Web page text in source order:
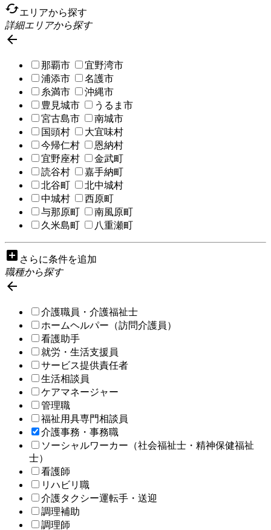
cachedエリアから探す
詳細エリアから探す

那覇市
宜野湾市
浦添市
名護市
糸満市
沖縄市
豊見城市
うるま市
宮古島市
南城市
国頭村
大宜味村
今帰仁村
恩納村
宜野座村
金武町
読谷村
嘉手納町
北谷町
北中城村
中城村
西原町
与那原町
南風原町
久米島町
八重瀬町
add_box さらに条件を追加
職種から探す

介護職員・介護福祉士
ホームヘルパー（訪問介護員）
看護助手
就労・生活支援員
サービス提供責任者
生活相談員
ケアマネージャー
管理職
福祉用具専門相談員
介護事務・事務職
ソーシャルワーカー（社会福祉士・精神保健福祉
士）
看護師
リハビリ職
介護タクシー運転手・送迎
調理補助
調理師